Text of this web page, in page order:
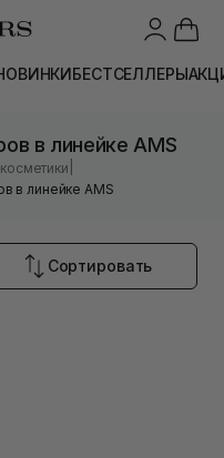
БЕСТСЕЛЛЕРЫ
в линейке AMS
в линейке AMS
Сортировать